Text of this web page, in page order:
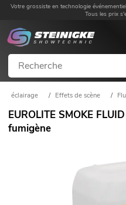
Votre grossiste en technologie
Tous les prix
éclairage / Effets de scène /
EUROLITE SMOKE
fumigène